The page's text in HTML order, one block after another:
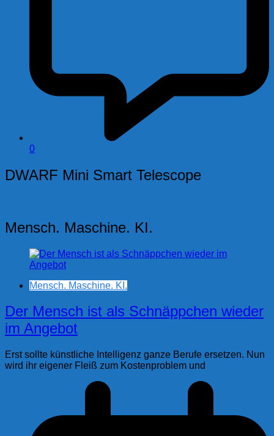
0
DWARF Mini Smart Telescope
Mensch. Maschine. KI.
Mensch. Maschine. KI.
Der Mensch ist als Schnäppchen wieder
im Angebot
Erst sollte künstliche Intelligenz ganze Berufe ersetzen. Nun
wird ihr eigener Fleiß zum Kostenproblem und